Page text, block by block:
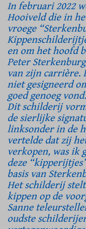
In februari 2022
Hooiveld die in
vroege
en om het hoofd
Peter
van zijn carrière.
niet gesigneerd
goed genoeg vond.
Dit schilderij
de sierlijke
linksonder in de
vertelde dat zij
verkopen, was ik
deze
basis van
Het schilderij
kippen op de
Sanne
oudste